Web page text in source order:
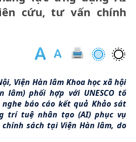
cứu, tư vấn chính
Viện Hàn lâm Khoa học xã hội
lâm) phối hợp với UNESCO tổ
báo cáo kết quả Khảo sát
trí tuệ nhân tạo (AI) phục vụ
sách tại Viện Hàn lâm, do